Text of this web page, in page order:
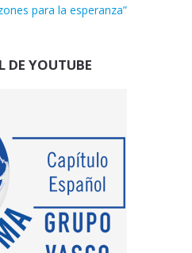
para la esperanza”
DE YOUTUBE